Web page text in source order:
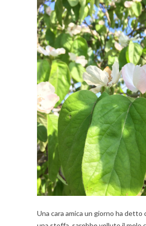
Una cara amica un giorno ha detto